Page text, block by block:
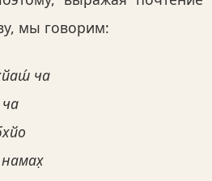
мы говорим:
ча